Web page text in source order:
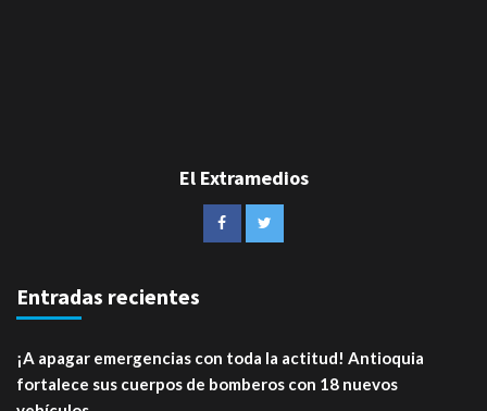
El Extramedios
Entradas recientes
¡A apagar emergencias con toda la actitud! Antioquia
fortalece sus cuerpos de bomberos con 18 nuevos